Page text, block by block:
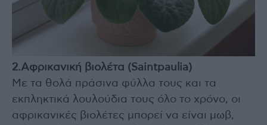
2.Αφρικανική βιολέτα (Saintpaulia)
Με τα θολά πράσινα φύλλα τους και τα
εκπληκτικά λουλούδια τους όλο το χρόνο, οι
αφρικανικές βιολέτες μπορεί να είναι μωβ,